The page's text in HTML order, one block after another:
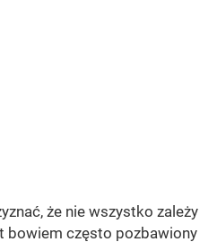
że nie wszystko zależy
bowiem często pozbawiony